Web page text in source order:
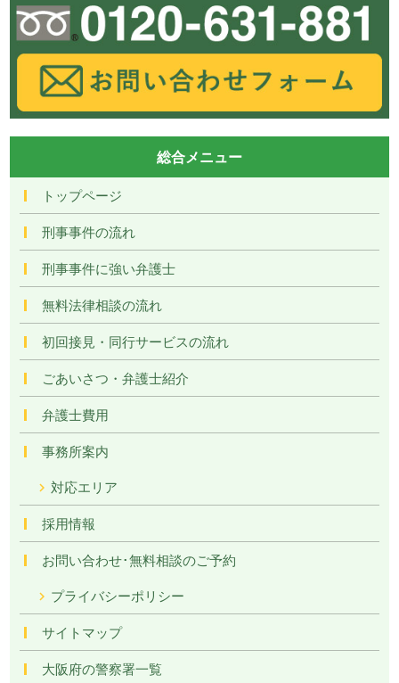
総合メニュー
トップページ
刑事事件の流れ
刑事事件に強い弁護士
無料法律相談の流れ
初回接見・同行サービスの流れ
ごあいさつ・弁護士紹介
弁護士費用
事務所案内
対応エリア
採用情報
お問い合わせ･無料相談のご予約
プライバシーポリシー
サイトマップ
大阪府の警察署一覧